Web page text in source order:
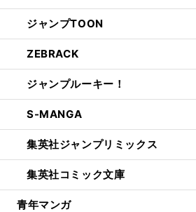
ジャンプTOON
ZEBRACK
ジャンプルーキー！
S-MANGA
集英社ジャンプリミックス
集英社コミック文庫
青年マンガ